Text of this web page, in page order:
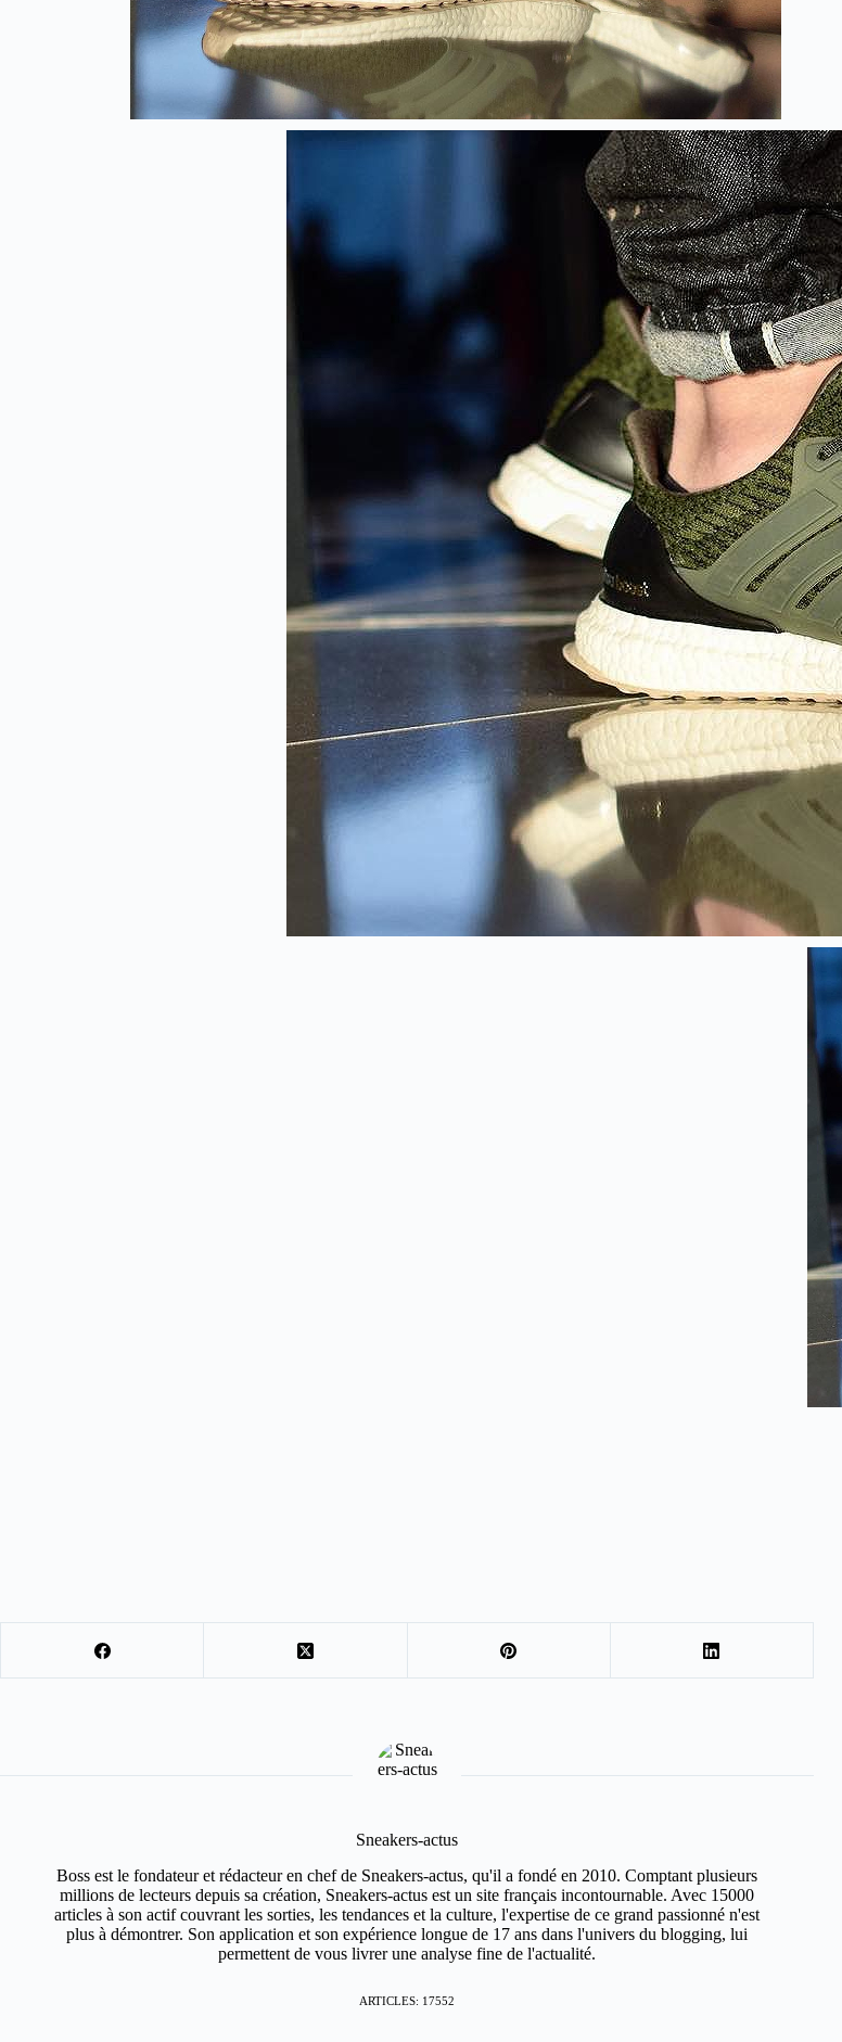
Sneakers-actus
Boss est le fondateur et rédacteur en chef de Sneakers-actus, qu'il a fondé en 2010. Comptant plusieurs
millions de lecteurs depuis sa création, Sneakers-actus est un site français incontournable. Avec 15000
articles à son actif couvrant les sorties, les tendances et la culture, l'expertise de ce grand passionné n'est
plus à démontrer. Son application et son expérience longue de 17 ans dans l'univers du blogging, lui
permettent de vous livrer une analyse fine de l'actualité.
ARTICLES: 17552